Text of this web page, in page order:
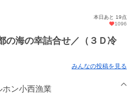
本日あと 19点
1096
の海の幸詰合せ／（３Ｄ冷
みんなの投稿を見る
ホン小西漁業